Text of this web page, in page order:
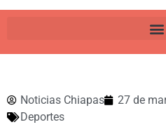
Noticias Chiapas 27 de
Deportes